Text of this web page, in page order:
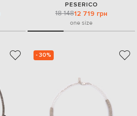
PESERICO
18 14812 719 грн
one size
- 30%